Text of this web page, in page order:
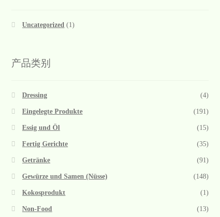
Uncategorized (1)
产品类别
Dressing (4)
Eingelegte Produkte (191)
Essig und Öl (15)
Fertig Gerichte (35)
Getränke (91)
Gewürze und Samen (Nüsse) (148)
Kokosprodukt (1)
Non-Food (13)